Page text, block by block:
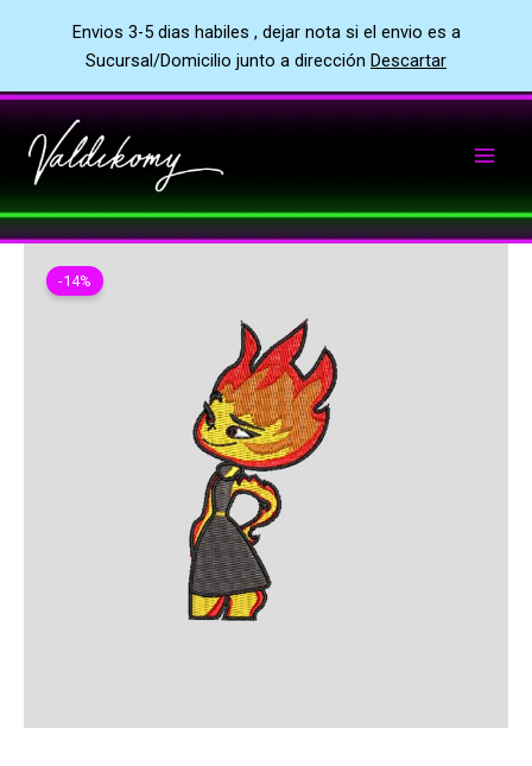
Envios 3-5 dias habiles , dejar nota si el envio es a
Sucursal/Domicilio junto a dirección Descartar
al
contenido
-14%